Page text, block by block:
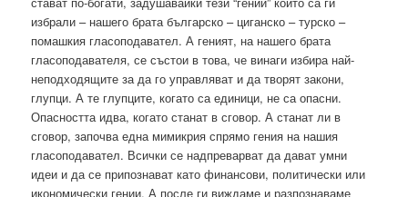
избрали – нашего брата българско – циганско – турско –
помашкия гласоподавател. А геният, на нашего брата
гласоподавателя, се състои в това, че винаги избира най-
неподходящите за да го управляват и да творят закони,
глупци. А те глупците, когато са единици, не са опасни.
Опасността идва, когато станат в сговор. А станат ли в
сговор, започва една мимикрия спрямо гения на нашия
гласоподавател. Всички се надпреварват да дават умни
идеи и да се припознават като финансови, политически или
икономически гении. А после ги виждаме и разпознаваме